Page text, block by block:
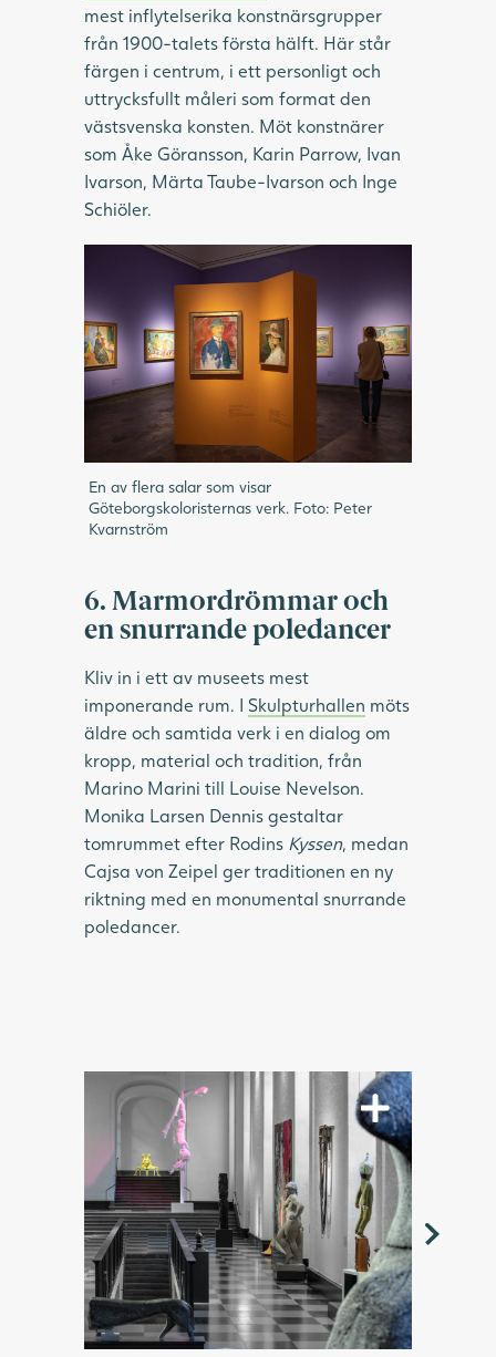
mest inflytelserika konstnärsgrupper
från 1900-talets första hälft. Här står
färgen i centrum, i ett personligt och
uttrycksfullt måleri som format den
västsvenska konsten. Möt konstnärer
som Åke Göransson, Karin Parrow, Ivan
Ivarson, Märta Taube-Ivarson och Inge
Schiöler.
En av flera salar som visar
Göteborgskoloristernas verk. Foto: Peter
Kvarnström
6. Marmordrömmar och
en snurrande poledancer
Kliv in i ett av museets mest
imponerande rum. I Skulpturhallen möts
äldre och samtida verk i en dialog om
kropp, material och tradition, från
Marino Marini till Louise Nevelson.
Monika Larsen Dennis gestaltar
tomrummet efter Rodins Kyssen, medan
Cajsa von Zeipel ger traditionen en ny
riktning med en monumental snurrande
poledancer.